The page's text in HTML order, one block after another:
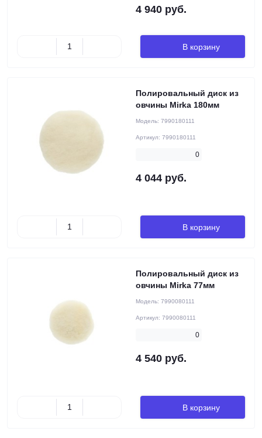
4 940 руб.
В корзину
Полировальный диск из
овчины Mirka 180мм
Модель: 7990180111
Артикул: 7990180111
0
4 044 руб.
В корзину
Полировальный диск из
овчины Mirka 77мм
Модель: 7990080111
Артикул: 7990080111
0
4 540 руб.
В корзину